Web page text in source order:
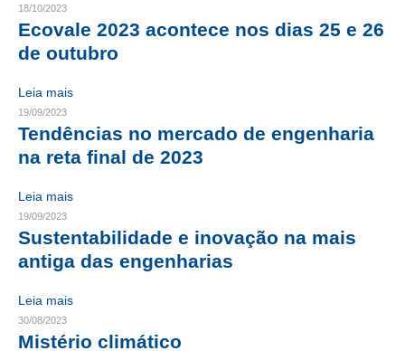
CONTRIBUIÇÃO ASSOCIATIVA OU ANUIDADE DE SÓCIO
CONTRIBUIÇÃO SINDICAL URBANA
FGTS EXPURGOS
FGTS CORREÇÃO
LEGISLAÇÃO
LEI 4.950-A/1966 – PISO SALARIAL
LEI 5.194/1966 – REGULAMENTAÇÃO DA PROFISSÃO
LEI 6.496/1977 – ART
RES 1.002/2002 – CÓDIGO DE ÉTICA
18/10/2023
Ecovale 2023 acontece nos dias 25 e 26
de outubro
Leia mais
19/09/2023
Tendências no mercado de engenharia
na reta final de 2023
Leia mais
19/09/2023
Sustentabilidade e inovação na mais
antiga das engenharias
Leia mais
30/08/2023
Mistério climático